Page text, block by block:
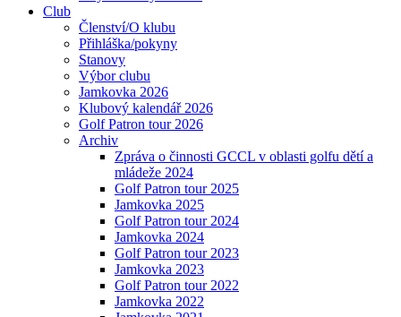
Club
Členství/O klubu
Přihláška/pokyny
Stanovy
Výbor clubu
Jamkovka 2026
Klubový kalendář 2026
Golf Patron tour 2026
Archiv
Zpráva o činnosti GCCL v oblasti golfu dětí a
mládeže 2024
Golf Patron tour 2025
Jamkovka 2025
Golf Patron tour 2024
Jamkovka 2024
Golf Patron tour 2023
Jamkovka 2023
Golf Patron tour 2022
Jamkovka 2022